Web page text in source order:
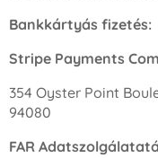
Bankkártyás fizetés:
Stripe Payments
354 Oyster Point
94080
FAR